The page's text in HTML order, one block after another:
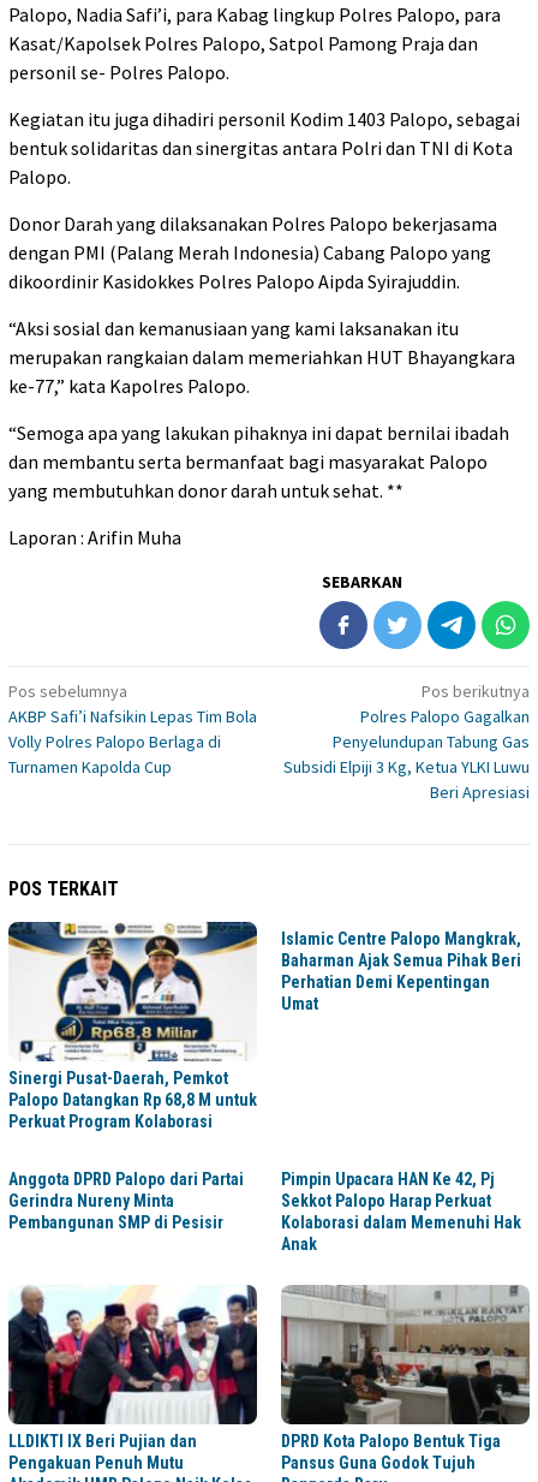
Palopo, Nadia Safi’i, para Kabag lingkup Polres Palopo, para
Kasat/Kapolsek Polres Palopo, Satpol Pamong Praja dan
personil se- Polres Palopo.
Kegiatan itu juga dihadiri personil Kodim 1403 Palopo, sebagai
bentuk solidaritas dan sinergitas antara Polri dan TNI di Kota
Palopo.
Donor Darah yang dilaksanakan Polres Palopo bekerjasama
dengan PMI (Palang Merah Indonesia) Cabang Palopo yang
dikoordinir Kasidokkes Polres Palopo Aipda Syirajuddin.
“Aksi sosial dan kemanusiaan yang kami laksanakan itu
merupakan rangkaian dalam memeriahkan HUT Bhayangkara
ke-77,” kata Kapolres Palopo.
“Semoga apa yang lakukan pihaknya ini dapat bernilai ibadah
dan membantu serta bermanfaat bagi masyarakat Palopo
yang membutuhkan donor darah untuk sehat. **
Laporan : Arifin Muha
SEBARKAN
Navigasi
pos
Pos sebelumnya
AKBP Safi’i Nafsikin Lepas Tim Bola
Volly Polres Palopo Berlaga di
Turnamen Kapolda Cup
Pos berikutnya
Polres Palopo Gagalkan
Penyelundupan Tabung Gas
Subsidi Elpiji 3 Kg, Ketua YLKI Luwu
Beri Apresiasi
POS TERKAIT
Sinergi Pusat-Daerah, Pemkot
Palopo Datangkan Rp 68,8 M untuk
Perkuat Program Kolaborasi
Islamic Centre Palopo Mangkrak,
Baharman Ajak Semua Pihak Beri
Perhatian Demi Kepentingan
Umat
Anggota DPRD Palopo dari Partai
Gerindra Nureny Minta
Pembangunan SMP di Pesisir
Pimpin Upacara HAN Ke 42, Pj
Sekkot Palopo Harap Perkuat
Kolaborasi dalam Memenuhi Hak
Anak
LLDIKTI IX Beri Pujian dan
Pengakuan Penuh Mutu
DPRD Kota Palopo Bentuk Tiga
Pansus Guna Godok Tujuh